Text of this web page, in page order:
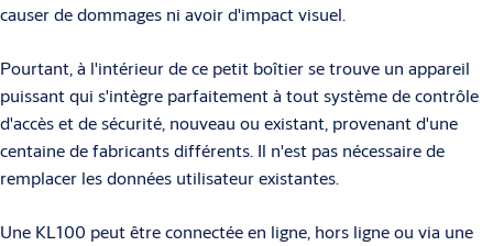
causer de dommages ni avoir d'impact visuel.
Pourtant, à l'intérieur de ce petit boîtier se trouve un appareil
puissant qui s'intègre parfaitement à tout système de contrôle
d'accès et de sécurité, nouveau ou existant, provenant d'une
centaine de fabricants différents. Il n'est pas nécessaire de
remplacer les données utilisateur existantes.
Une KL100 peut être connectée en ligne, hors ligne ou via une